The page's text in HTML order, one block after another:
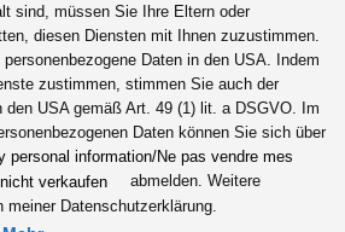
ein
sind, müssen Sie Ihre Eltern oder
diesen Diensten mit Ihnen zuzustimmen.
Daten in den USA. Indem
zustimmen, stimmen Sie auch der
den USA gemäß Art. 49 (1) lit. a DSGVO. Im
Daten können Sie sich über
personal information/Ne pas vendre mes
verkaufen
abmelden. Weitere
Datenschutzerklärung.